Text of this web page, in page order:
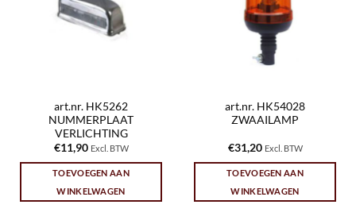
art.nr. HK5262
NUMMERPLAAT
VERLICHTING
€11,90 Excl. BTW
TOEVOEGEN AAN
WINKELWAGEN
art.nr. HK54028
ZWAAILAMP
€31,20 Excl. BTW
TOEVOEGEN AAN
WINKELWAGEN